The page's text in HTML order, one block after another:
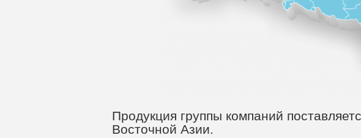
Продукция группы компаний
Восточной Азии.